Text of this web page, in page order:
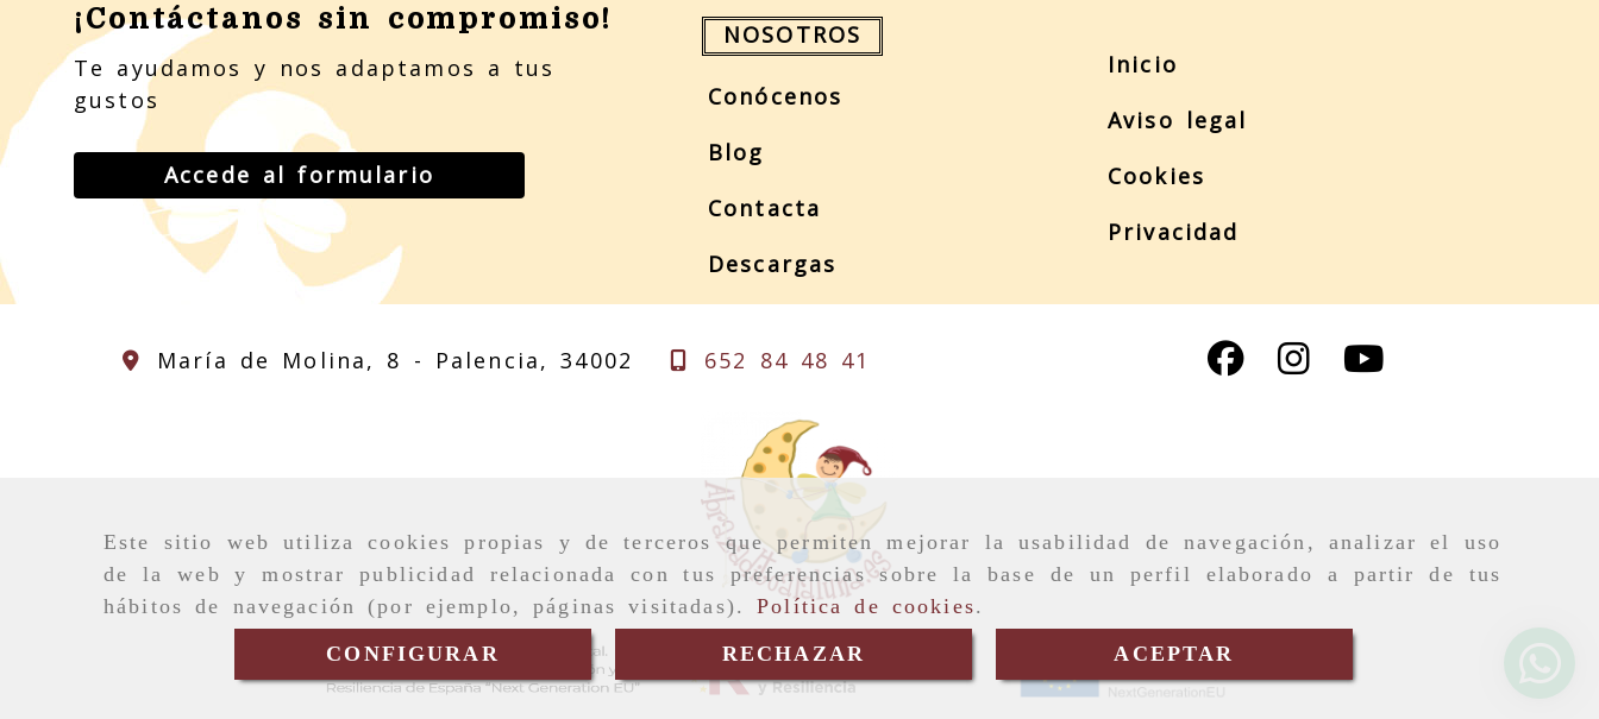
Este sitio web utiliza cookies propias y de terceros que permiten mejorar la usabilidad de navegación, analizar el uso
de la web y mostrar publicidad relacionada con tus preferencias sobre la base de un perfil elaborado a partir de tus
hábitos de navegación (por ejemplo, páginas visitadas).Política de cookies.
CONFIGURAR RECHAZAR ACEPTAR
¡Contáctanos sin compromiso!
Te ayudamos y nos adaptamos a tus
gustos
Accede al formulario
NOSOTROS
Conócenos
Blog
Contacta
Descargas
Inicio
Aviso legal
Cookies
Privacidad
María de Molina, 8 - Palencia,34002 652 84 48 41